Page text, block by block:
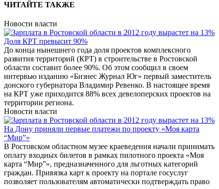
ЧИТАЙТЕ ТАКЖЕ
Новости власти
Доля КРТ превысит 90%
До конца нынешнего года доля проектов комплексного
развития территорий (КРТ) в строительстве в Ростовской
области составит более 90%. Об этом сообщил в своем
интервью изданию «Бизнес Журнал Юг» первый заместитель
донского губернатора Владимир Ревенко. В настоящее время
на КРТ уже приходится 88% всех девелоперских проектов на
территории региона.
Новости власти
На Дону приняли первые платежи по проекту «Моя карта
“Мир”»
В Ростовском областном музее краеведения начали принимать
оплату входных билетов в рамках пилотного проекта «Моя
карта “Мир”», предназначенного для льготных категорий
граждан. Привязка карт к проекту на портале госуслуг
позволяет пользователям автоматически подтверждать право